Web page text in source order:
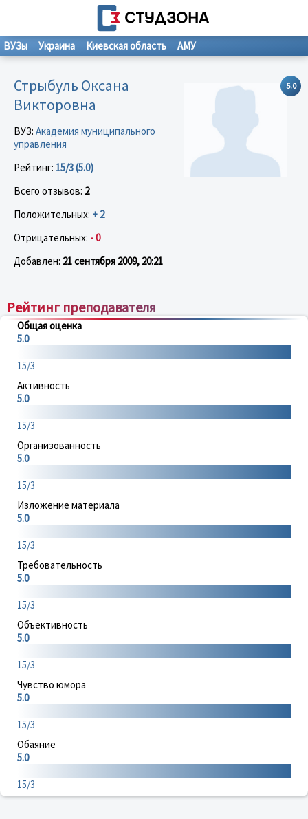
ВУЗы Украина Киевская область АМУ
5.0
Стрыбуль Оксана
Викторовна
ВУЗ: Академия муниципального
управления
Рейтинг: 15/3 (5.0)
Всего отзывов: 2
Положительных: + 2
Отрицательных: - 0
Добавлен: 21 сентября 2009, 20:21
Рейтинг преподавателя
Общая оценка
5.0
15/3
Активность
5.0
15/3
Организованность
5.0
15/3
Изложение материала
5.0
15/3
Требовательность
5.0
15/3
Объективность
5.0
15/3
Чувство юмора
5.0
15/3
Обаяние
5.0
15/3